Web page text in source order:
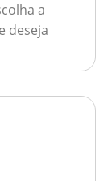
a
deseja